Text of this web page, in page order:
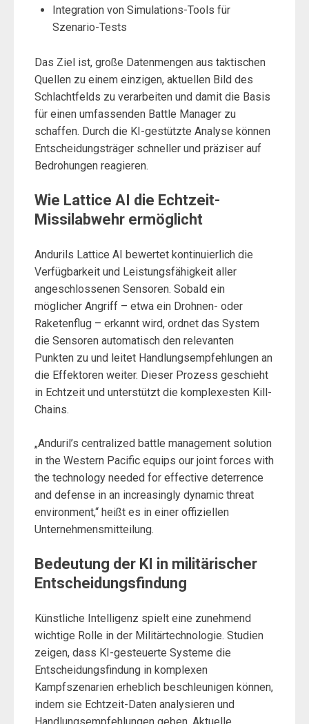
Integration von Simulations-Tools für
Szenario-Tests
Das Ziel ist, große Datenmengen aus taktischen
Quellen zu einem einzigen, aktuellen Bild des
Schlachtfelds zu verarbeiten und damit die Basis
für einen umfassenden Battle Manager zu
schaffen. Durch die KI-gestützte Analyse können
Entscheidungsträger schneller und präziser auf
Bedrohungen reagieren.
Wie Lattice AI die Echtzeit-
Missilabwehr ermöglicht
Andurils Lattice AI bewertet kontinuierlich die
Verfügbarkeit und Leistungsfähigkeit aller
angeschlossenen Sensoren. Sobald ein
möglicher Angriff – etwa ein Drohnen- oder
Raketenflug – erkannt wird, ordnet das System
die Sensoren automatisch den relevanten
Punkten zu und leitet Handlungsempfehlungen an
die Effektoren weiter. Dieser Prozess geschieht
in Echtzeit und unterstützt die komplexesten Kill-
Chains.
„Anduril’s centralized battle management solution
in the Western Pacific equips our joint forces with
the technology needed for effective deterrence
and defense in an increasingly dynamic threat
environment,“ heißt es in einer offiziellen
Unternehmensmitteilung.
Bedeutung der KI in militärischer
Entscheidungsfindung
Künstliche Intelligenz spielt eine zunehmend
wichtige Rolle in der Militärtechnologie. Studien
zeigen, dass KI-gesteuerte Systeme die
Entscheidungsfindung in komplexen
Kampfszenarien erheblich beschleunigen können,
indem sie Echtzeit-Daten analysieren und
Handlungsempfehlungen geben. Aktuelle